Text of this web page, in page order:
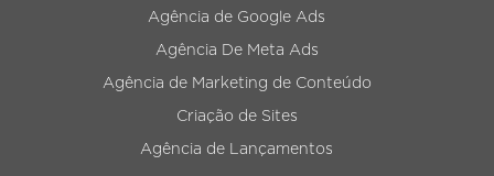
Agência de Google Ads
Agência De Meta Ads
Agência de Marketing de Conteúdo
Criação de Sites
Agência de Lançamentos